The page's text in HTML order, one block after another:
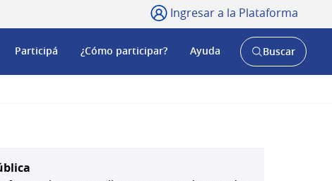
Ingresar a la Plataforma
Participá ¿Cómo participar? Ayuda
AbrirBuscar